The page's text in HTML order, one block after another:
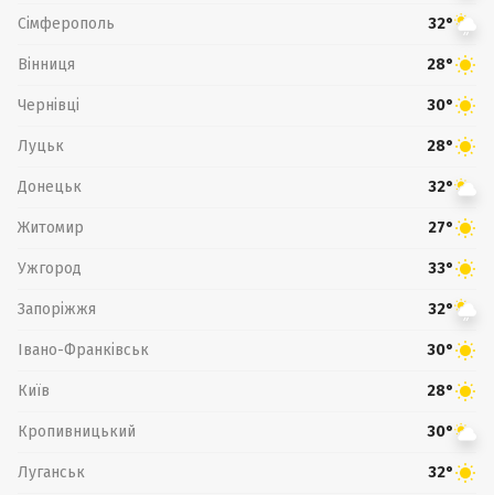
Сімферополь 32°
Вінниця 28°
Чернівці 30°
Луцьк 28°
Донецьк 32°
Житомир 27°
Ужгород 33°
Запоріжжя 32°
Івано-Франківськ 30°
Київ 28°
Кропивницький 30°
Луганськ 32°